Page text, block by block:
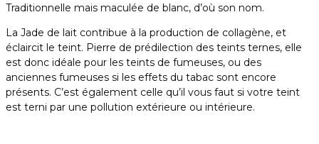
Traditionnelle mais maculée de blanc, d’où son nom.
La Jade de lait contribue à la production de collagène, et
éclaircit le teint. Pierre de prédilection des teints ternes, elle
est donc idéale pour les teints de fumeuses, ou des
anciennes fumeuses si les effets du tabac sont encore
présents. C’est également celle qu’il vous faut si votre teint
est terni par une pollution extérieure ou intérieure.